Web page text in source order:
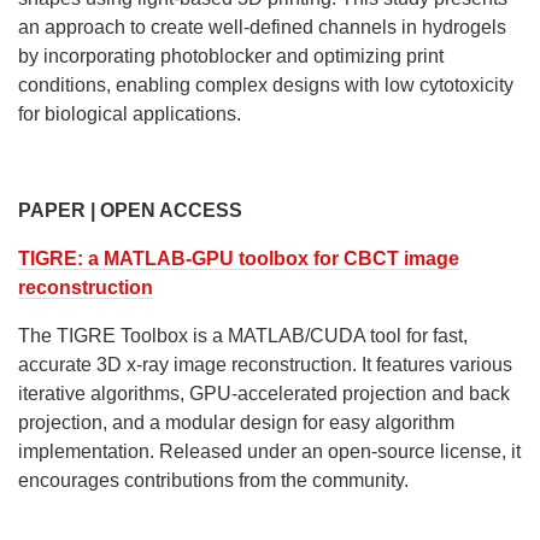
an approach to create well-defined channels in hydrogels
by incorporating photoblocker and optimizing print
conditions, enabling complex designs with low cytotoxicity
for biological applications.
PAPER | OPEN ACCESS
TIGRE: a MATLAB-GPU toolbox for CBCT image
reconstruction
The TIGRE Toolbox is a MATLAB/CUDA tool for fast,
accurate 3D x-ray image reconstruction. It features various
iterative algorithms, GPU-accelerated projection and back
projection, and a modular design for easy algorithm
implementation. Released under an open-source license, it
encourages contributions from the community.